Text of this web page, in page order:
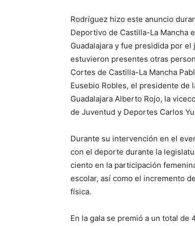
Rodríguez hizo este anuncio
Deportivo de Castilla-La Mancha
Guadalajara y fue presidida por
estuvieron presentes otras
Cortes de Castilla-La Mancha
Eusebio Robles, el presidente de
Guadalajara Alberto Rojo, la
de Juventud y Deportes Carlos
Durante su intervención en el
con el deporte durante la
ciento en la participación
escolar, así como el incremento
física.
En la gala se premió a un total de